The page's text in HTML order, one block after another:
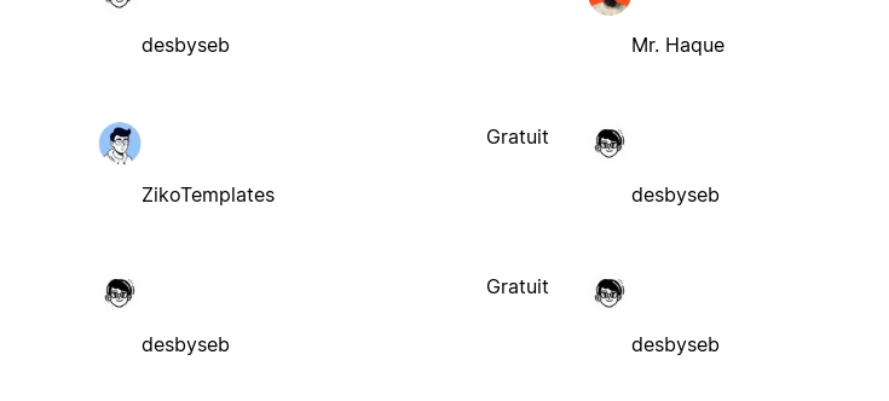
desbyseb Mr. Haque
ZikoTemplates
Gratuit
desbyseb
desbyseb
Gratuit
desbyseb